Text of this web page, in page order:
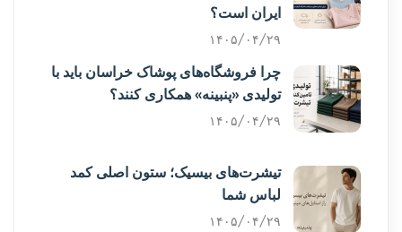
ایران است؟
۱۴۰۵/۰۴/۲۹
چرا فروشگاه‌های پوشاک خراسان باید با
تولیدی «پنبینه» همکاری کنند؟
۱۴۰۵/۰۴/۲۹
تیشرت‌های بیسیک؛ ستون اصلی کمد
لباس شما
۱۴۰۵/۰۴/۲۹